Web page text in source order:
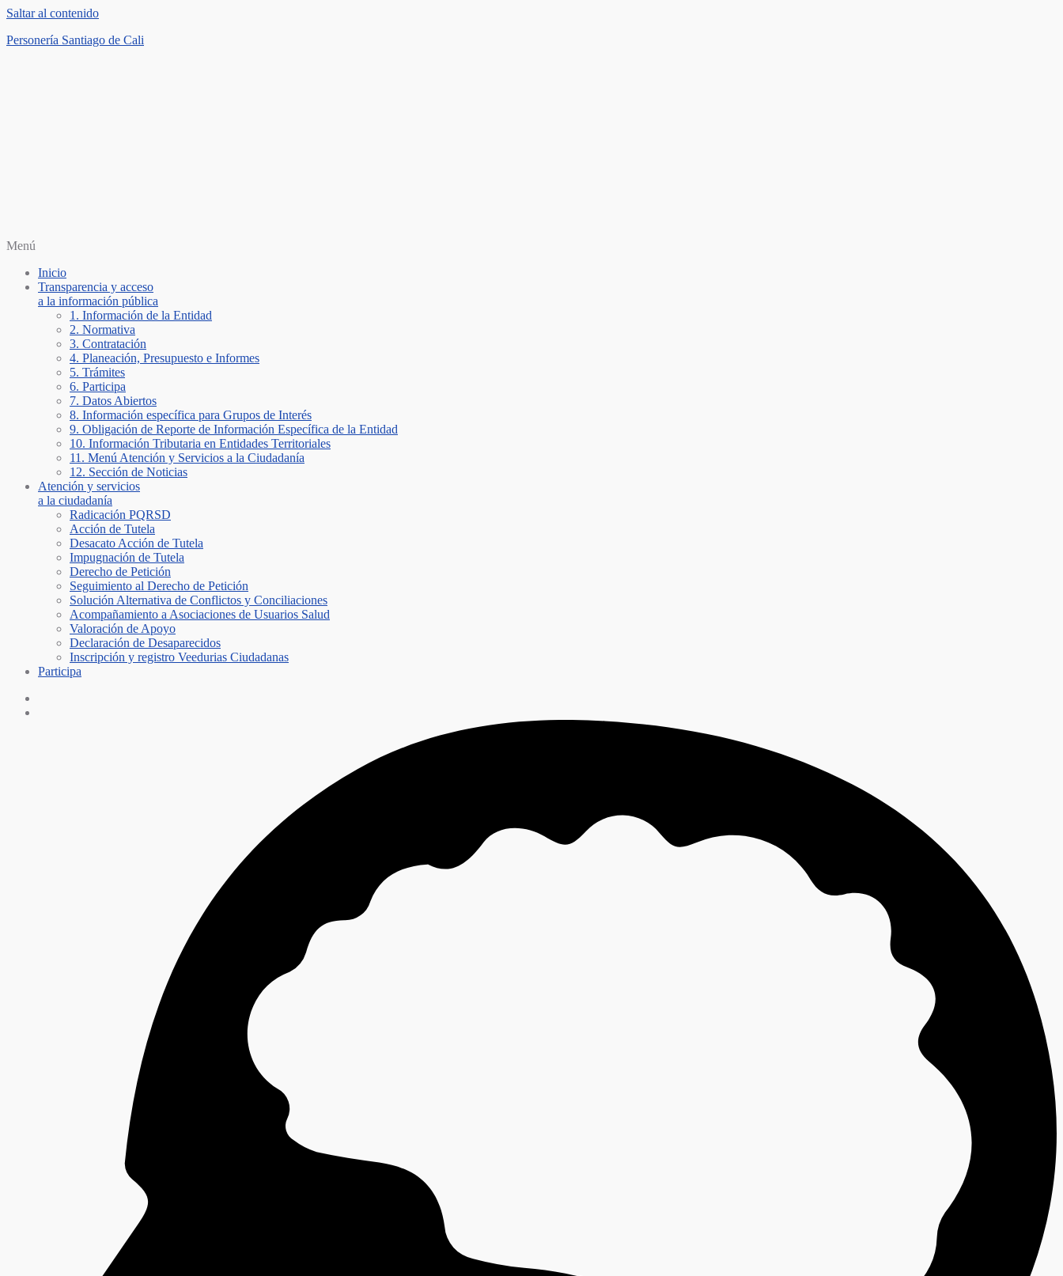
Saltar al contenido
Personería Santiago de Cali
Menú
Inicio
Transparencia y acceso
a la información pública
1. Información de la Entidad
2. Normativa
3. Contratación
4. Planeación, Presupuesto e Informes
5. Trámites
6. Participa
7. Datos Abiertos
8. Información específica para Grupos de Interés
9. Obligación de Reporte de Información Específica de la Entidad
10. Información Tributaria en Entidades Territoriales
11. Menú Atención y Servicios a la Ciudadanía
12. Sección de Noticias
Atención y servicios
a la ciudadanía
Radicación PQRSD
Acción de Tutela
Desacato Acción de Tutela
Impugnación de Tutela
Derecho de Petición
Seguimiento al Derecho de Petición
Solución Alternativa de Conflictos y Conciliaciones
Acompañamiento a Asociaciones de Usuarios Salud
Valoración de Apoyo
Declaración de Desaparecidos
Inscripción y registro Veedurias Ciudadanas
Participa